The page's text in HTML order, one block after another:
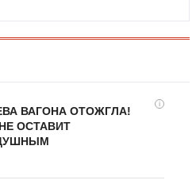
i
ВАГОНА ОТОЖГЛА!
ОСТАВИТ